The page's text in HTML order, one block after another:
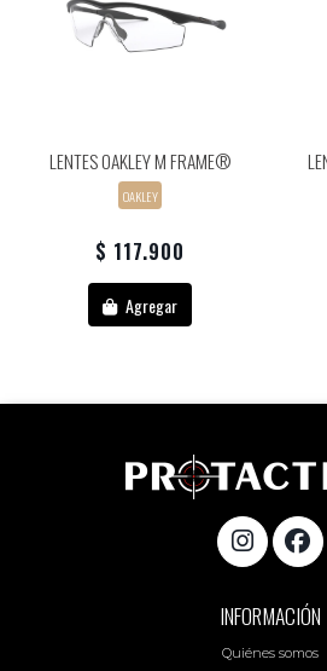
LENTES OAKLEY M FRAME®
OAKLEY
$ 117.900
Agregar
INFORMACIÓN
Quiénes somos